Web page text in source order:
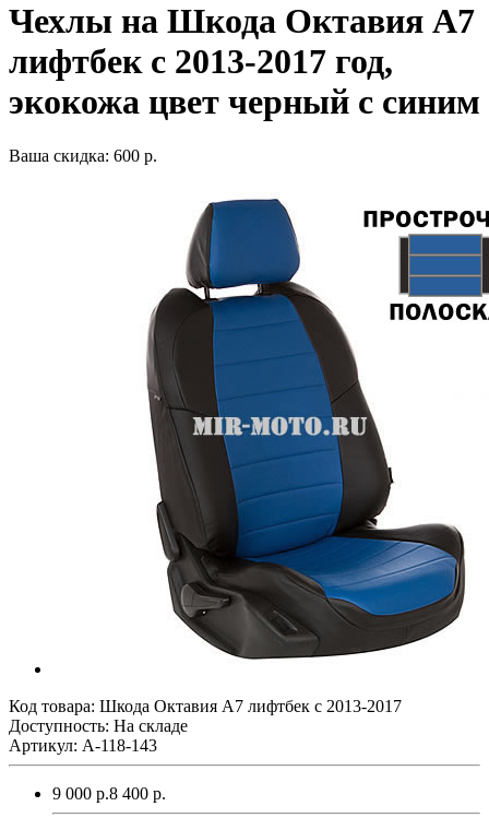
Чехлы на Шкода Октавия А7
лифтбек с 2013-2017 год,
экокожа цвет черный с синим
Ваша скидка: 600 р.
Код товара: Шкода Октавия А7 лифтбек с 2013-2017
Доступность: На складе
Артикул: A-118-143
9 000 р.8 400 р.